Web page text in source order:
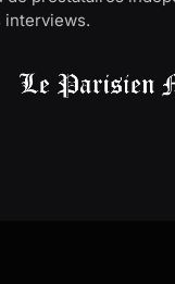
interviews.